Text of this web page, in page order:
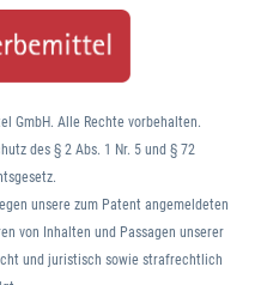
GmbH. Alle Rechte vorbehalten.
des § 2 Abs. 1 Nr. 5 und § 72
unsere zum Patent angemeldeten
von Inhalten und Passagen unserer
und juristisch sowie strafrechtlich